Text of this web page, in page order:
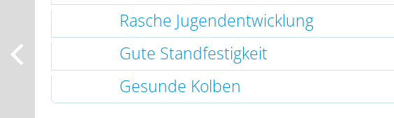
Rasche Jugendentwicklung
Gute Standfestigkeit
Gesunde Kolben